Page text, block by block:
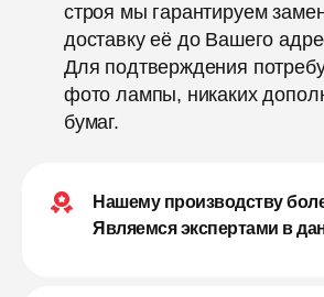
строя мы гарантируем
доставку её до Вашего
Для подтверждения
фото лампы, никаких
бумаг.
Нашему производству
Являемся экспертами в